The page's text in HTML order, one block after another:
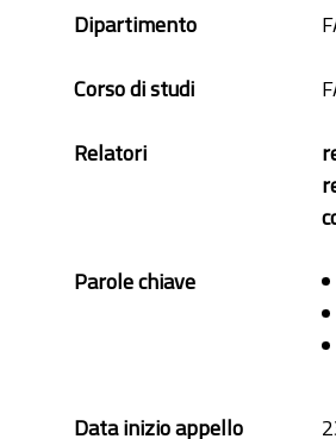
Dipartimento
Corso di studi
Relatori
Parole chiave
Data inizio appello